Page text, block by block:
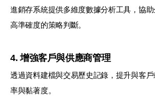
進銷存系統提供多維度數據分析工具，協
高準確度的策略判斷。
4. 增強客戶與供應商管理
透過資料建檔與交易歷史記錄，提升與客
率與黏著度。